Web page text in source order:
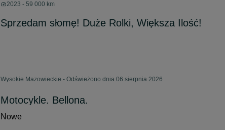
2023 - 59 000 km
Sprzedam słomę! Duże Rolki, Większa Ilość!
Wysokie Mazowieckie - Odświeżono dnia 06 sierpnia 2026
Motocykle. Bellona.
Nowe